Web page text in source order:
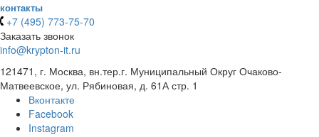
контакты
+7 (495) 773-75-70
Заказать звонок
info@krypton-it.ru
121471, г. Москва, вн.тер.г. Муниципальный Округ Очаково-
Матвеевское, ул. Рябиновая, д. 61А стр. 1
Вконтакте
Facebook
Instagram